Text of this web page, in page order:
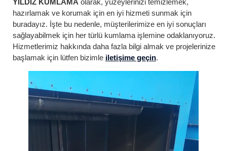
YILDIZ KUMLAMA olarak, yüzeylerinizi temizlemek,
hazırlamak ve korumak için en iyi hizmeti sunmak için
buradayız. İşte bu nedenle, müşterilerimize en iyi sonuçları
sağlayabilmek için her türlü kumlama işlemine odaklanıyoruz.
Hizmetlerimiz hakkında daha fazla bilgi almak ve projelerinize
başlamak için lütfen bizimle iletişime geçin.